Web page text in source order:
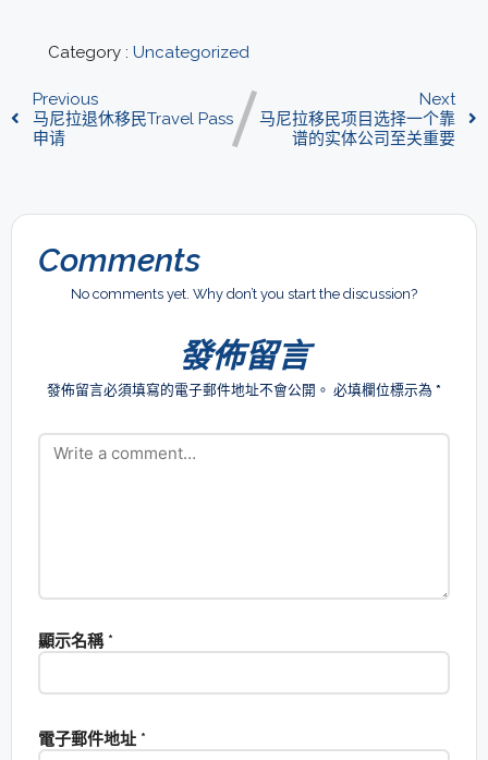
Category : Uncategorized
Previous
马尼拉退休移民Travel Pass
申请
Next
马尼拉移民项目选择一个靠
谱的实体公司至关重要
Comments
No comments yet. Why don’t you start the discussion?
發佈留言
發佈留言必須填寫的電子郵件地址不會公開。 必填欄位標示為 *
顯示名稱 *
電子郵件地址 *